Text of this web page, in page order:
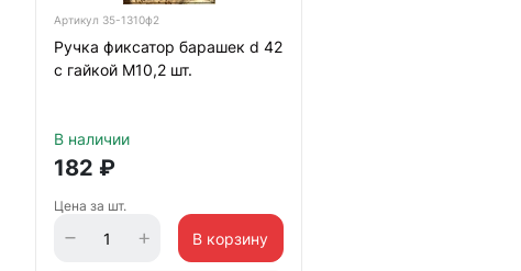
Артикул 35-1310ф2
Ручка фиксатор барашек d 42
с гайкой М10,2 шт.
В наличии
182 ₽
Цена за шт.
В корзину